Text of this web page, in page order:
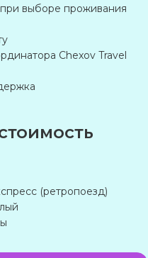
выборе проживания
Chexov Travel
(ретропоезд)